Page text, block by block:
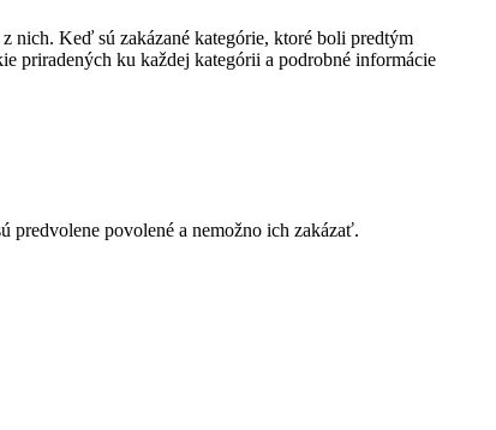
nich. Keď sú zakázané kategórie, ktoré boli predtým
priradených ku každej kategórii a podrobné informácie
predvolene povolené a nemožno ich zakázať.